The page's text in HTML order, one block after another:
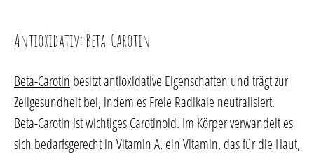
Antioxidativ: Beta-Carotin
Beta-Carotin besitzt antioxidative Eigenschaften und trägt zur
Zellgesundheit bei, indem es Freie Radikale neutralisiert.
Beta-Carotin ist wichtiges Carotinoid. Im Körper verwandelt es
sich bedarfsgerecht in Vitamin A, ein Vitamin, das für die Haut,